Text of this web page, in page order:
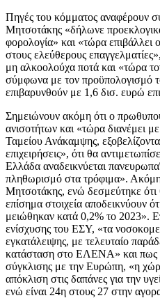
Πηγές του κόμματος αναφέρουν
Μητσοτάκης «δήλωνε
φορολογία» και «τώρα επιβάλλει
στους ελεύθερους
μη αλκοολούχα ποτά και «τώρα
σύμφωνα με τον προϋπολογισμό
επιβαρυνθούν με 1,6 δισ. ευρώ
Σημειώνουν ακόμη ότι ο
ανισοτήτων και «τώρα διανέμει
Ταμείου Ανάκαμψης,
επιχειρήσεις», ότι θα
Ελλάδα αναδεικνύεται
πληθωρισμό στα τρόφιμα».
Μητσοτάκης, ενώ δεσμεύτηκε ότι
επίσημα στοιχεία αποδεικνύουν
μειώθηκαν κατά 0,2% το 2023».
ενίσχυσης του ΕΣΥ, «τα
εγκατάλειψης, με τελευταίο
κατάσταση στο ΕΛΕΝΑ» και πως
σύγκλισης με την Ευρώπη, «η
απόκλιση στις δαπάνες για την
ενώ είναι 24η στους 27 στην